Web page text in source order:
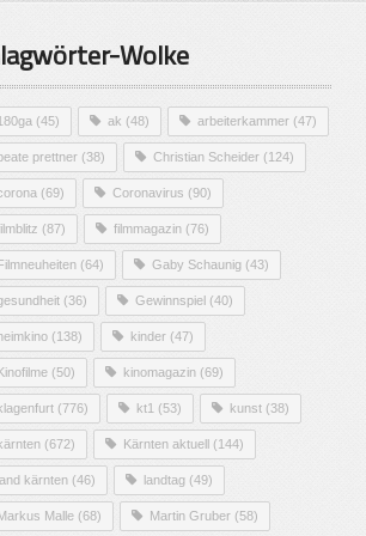
Wolke
(45) ak (48) arbeiterkammer (47)
prettner (38) Christian Scheider (124)
(69) Coronavirus (90)
(87) filmmagazin (76)
(64) Gaby Schaunig (43)
(36) Gewinnspiel (40)
(138) kinder (47)
(50) kinomagazin (69)
(776) kt1 (53) kunst (38)
(672) Kärnten aktuell (144)
kärnten (46) landtag (49)
Malle (68) Martin Gruber (58)